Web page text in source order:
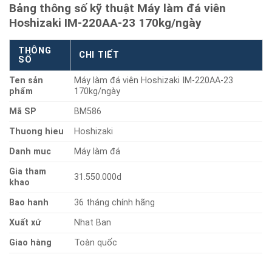
Bảng thông số kỹ thuật Máy làm đá viên
Hoshizaki IM-220AA-23 170kg/ngày
THÔNG
SỐ
CHI TIẾT
Ten sản
phẩm
Máy làm đá viên Hoshizaki IM-220AA-23
170kg/ngày
Mã SP
BM586
Thuong hieu
Hoshizaki
Danh muc
Máy làm đá
Gia tham
khao
31.550.000d
Bao hanh
36 tháng chính hãng
Xuất xứ
Nhat Ban
Giao hàng
Toàn quốc